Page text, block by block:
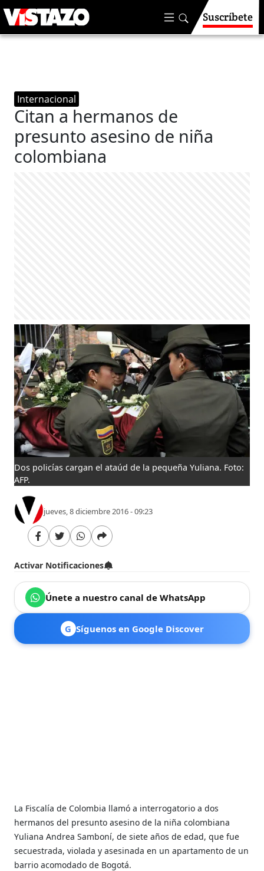
Suscríbete
Internacional
Citan a hermanos de
presunto asesino de niña
colombiana
Dos policías cargan el ataúd de la pequeña Yuliana. Foto:
AFP.
jueves, 8 diciembre 2016 - 09:23
Activar Notificaciones
Únete a nuestro canal de WhatsApp
G Síguenos en Google Discover
La Fiscalía de Colombia llamó a interrogatorio a dos
hermanos del presunto asesino de la niña colombiana
Yuliana Andrea Samboní, de siete años de edad, que fue
secuestrada, violada y asesinada en un apartamento de un
barrio acomodado de Bogotá.